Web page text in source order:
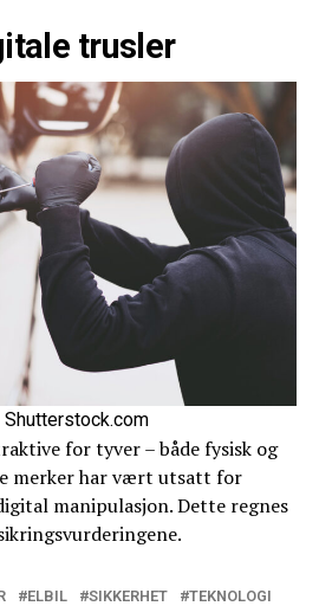
trusler
for tyver – både fysisk og
merker har vært utsatt for
manipulasjon. Dette regnes
ELBIL SIKKERHET TEKNOLOGI